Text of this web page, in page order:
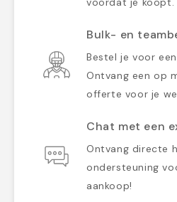
Bulk- en
Bestel je voor
Ontvang een op
offerte voor je
Chat met een
Ontvang directe
ondersteuning
aankoop!